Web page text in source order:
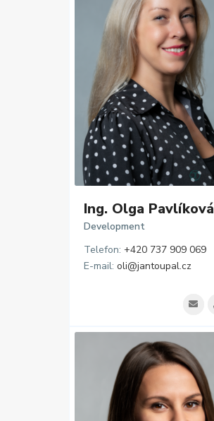
Ing. Olga Pavlíková
Development
Telefon: +420 737 909 069
E-mail: oli@jantoupal.cz